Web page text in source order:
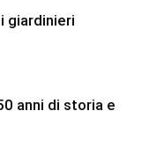
giardinieri
anni di storia e